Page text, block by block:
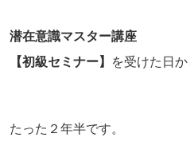
潜在意識マスター講座
【初級セミナー】
を受けた日か
たった２年半です。